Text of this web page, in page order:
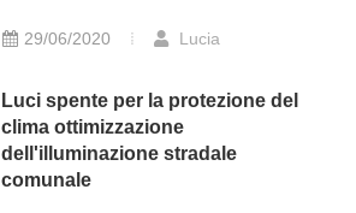
29/06/2020 Lucia
Luci spente per la protezione del
clima ottimizzazione
dell'illuminazione stradale
comunale